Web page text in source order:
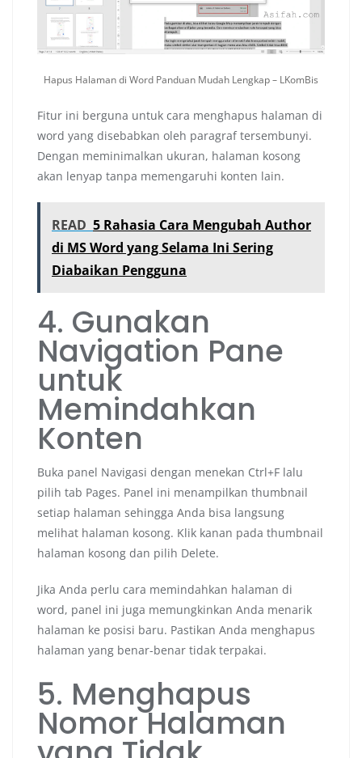
Hapus Halaman di Word Panduan Mudah Lengkap – LKomBis
Fitur ini berguna untuk cara menghapus halaman di
word yang disebabkan oleh paragraf tersembunyi.
Dengan meminimalkan ukuran, halaman kosong
akan lenyap tanpa memengaruhi konten lain.
READ 5 Rahasia Cara Mengubah Author
di MS Word yang Selama Ini Sering
Diabaikan Pengguna
4. Gunakan
Navigation Pane
untuk
Memindahkan
Konten
Buka panel Navigasi dengan menekan Ctrl+F lalu
pilih tab Pages. Panel ini menampilkan thumbnail
setiap halaman sehingga Anda bisa langsung
melihat halaman kosong. Klik kanan pada thumbnail
halaman kosong dan pilih Delete.
Jika Anda perlu cara memindahkan halaman di
word, panel ini juga memungkinkan Anda menarik
halaman ke posisi baru. Pastikan Anda menghapus
halaman yang benar-benar tidak terpakai.
5. Menghapus
Nomor Halaman